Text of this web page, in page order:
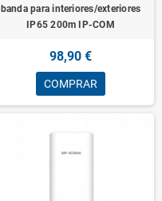
banda para interiores/exteriores
IP65 200m IP-COM
98,90 €
COMPRAR